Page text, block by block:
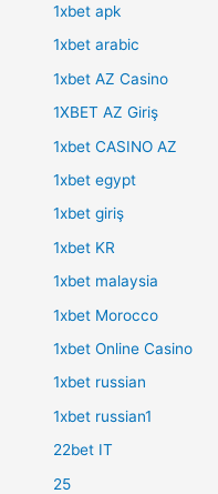
1xbet apk
1xbet arabic
1xbet AZ Casino
1XBET AZ Giriş
1xbet CASINO AZ
1xbet egypt
1xbet giriş
1xbet KR
1xbet malaysia
1xbet Morocco
1xbet Online Casino
1xbet russian
1xbet russian1
22bet IT
25